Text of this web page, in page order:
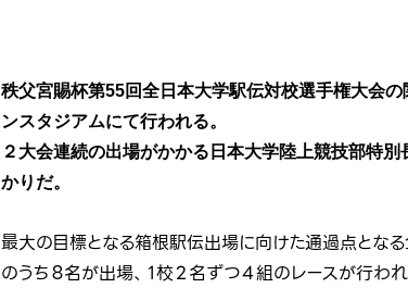
秩父宮賜杯第55回全日本大学駅伝対校選手権大会
ンスタジアムにて行われる。
２大会連続の出場がかかる日本大学陸上競技部特
かりだ。
最大の目標となる箱根駅伝出場に向けた通過点とな
のうち８名が出場、１校２名ずつ４組のレースが行